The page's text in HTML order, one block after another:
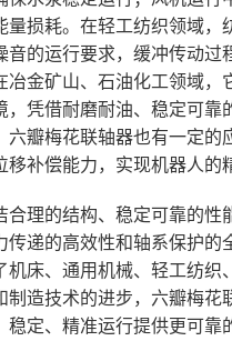
损耗。在轻工纺织领域
的运行要求，缓冲传动
金矿山、石油化工领域
凭借耐磨耐油、稳定可
瓣梅花联轴器也有一定
补偿能力，实现机器人的
理的结构、稳定可靠的
递的高效性和轴系保护
床、通用机械、轻工纺
造技术的进步，六瓣梅
定、精准运行提供更可靠